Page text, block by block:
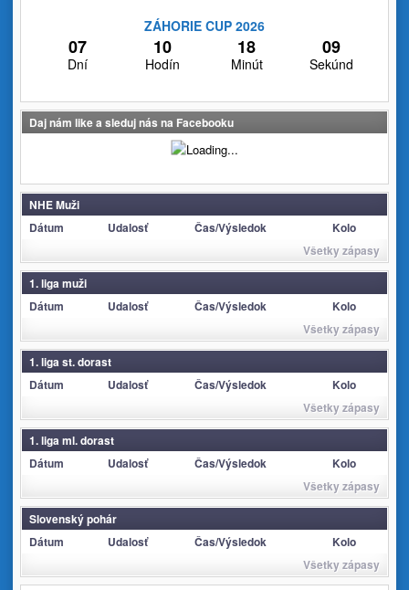
ZÁHORIE CUP 2026
07
Dní
10
Hodín
18
Minút
09
Sekúnd
Daj nám like a sleduj nás na Facebooku
NHE Muži
Dátum
Udalosť Čas/Výsledok
Kolo
Všetky zápasy
1. liga muži
Dátum
Udalosť Čas/Výsledok
Kolo
Všetky zápasy
1. liga st. dorast
Dátum
Udalosť Čas/Výsledok
Kolo
Všetky zápasy
1. liga ml. dorast
Dátum
Udalosť Čas/Výsledok
Kolo
Všetky zápasy
Slovenský pohár
Dátum
Udalosť Čas/Výsledok
Kolo
Všetky zápasy